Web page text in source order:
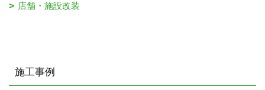
店舗・施設改装
施工事例